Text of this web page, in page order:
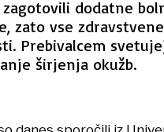
zagotovili dodatne
zato vse
Prebivalcem
širjenja okužb.